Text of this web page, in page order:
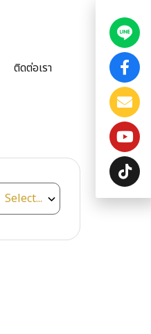
ติดต่อเรา